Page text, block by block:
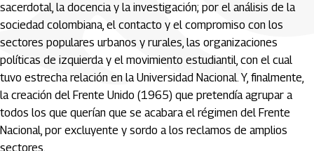
sacerdotal, la docencia y la investigación; por el análisis de la
sociedad colombiana, el contacto y el compromiso con los
sectores populares urbanos y rurales, las organizaciones
políticas de izquierda y el movimiento estudiantil, con el cual
tuvo estrecha relación en la Universidad Nacional. Y, finalmente,
la creación del Frente Unido (1965) que pretendía agrupar a
todos los que querían que se acabara el régimen del Frente
Nacional, por excluyente y sordo a los reclamos de amplios
sectores.